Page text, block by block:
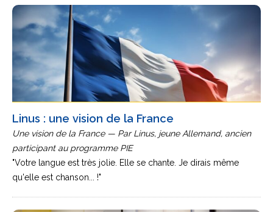
Linus : une vision de la France
Une vision de la France — Par Linus, jeune Allemand, ancien
participant au programme PIE
"Votre langue est très jolie. Elle se chante. Je dirais même
qu'elle est chanson... !"